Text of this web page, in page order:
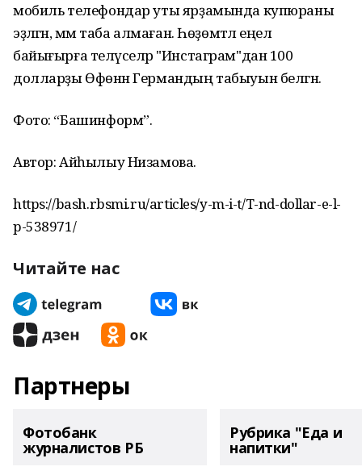
мобиль телефондар уты ярҙамында купюраны
эҙләгән, әммә таба алмаған. Һөҙөмтәлә еңел
байығырға теләүселәр "Инстаграм"дан 100
долларҙы Өфөнән Германдың табыуын белгән.
Фото: “Башинформ”.
Автор: Айһылыу Низамова.
https://bash.rbsmi.ru/articles/y-m-i-t/T-nd-dollar-e-l-
p-538971/
Читайте нас
Партнеры
Фотобанк
журналистов РБ
Рубрика "Еда и
напитки"